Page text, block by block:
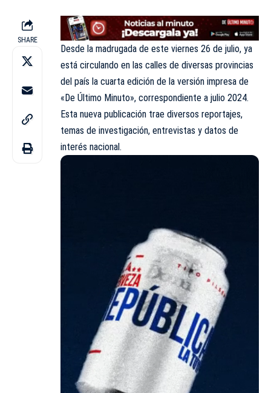
SHARE
Desde la madrugada de este viernes 26 de julio, ya
está circulando en las calles de diversas provincias
del país la cuarta edición de la versión impresa de
«De Último Minuto», correspondiente a julio 2024.
Esta nueva publicación trae diversos reportajes,
temas de investigación, entrevistas y datos de
interés nacional.